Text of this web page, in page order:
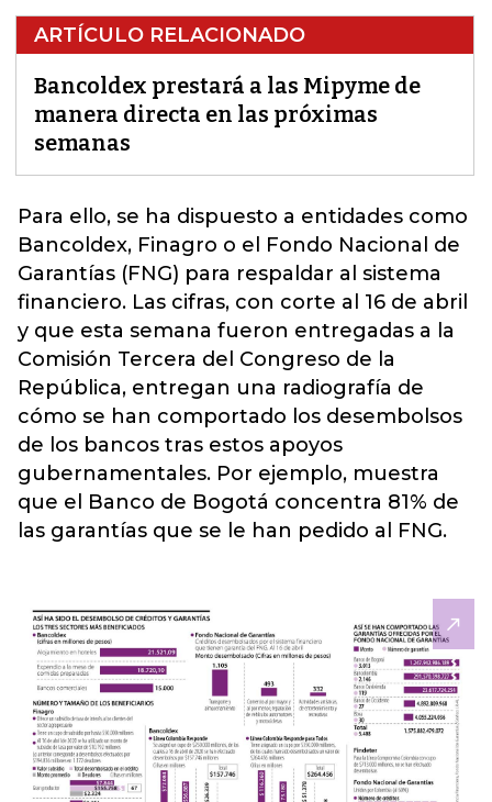
ARTÍCULO RELACIONADO
Bancoldex prestará a las Mipyme de
manera directa en las próximas
semanas
Para ello, se ha dispuesto a entidades como
Bancoldex, Finagro o el Fondo Nacional de
Garantías (FNG) para respaldar al sistema
financiero. Las cifras, con corte al 16 de abril
y que esta semana fueron entregadas a la
Comisión Tercera del Congreso de la
República, entregan una radiografía de
cómo se han comportado los desembolsos
de los bancos tras estos apoyos
gubernamentales. Por ejemplo, muestra
que el Banco de Bogotá concentra 81% de
las garantías que se le han pedido al FNG.